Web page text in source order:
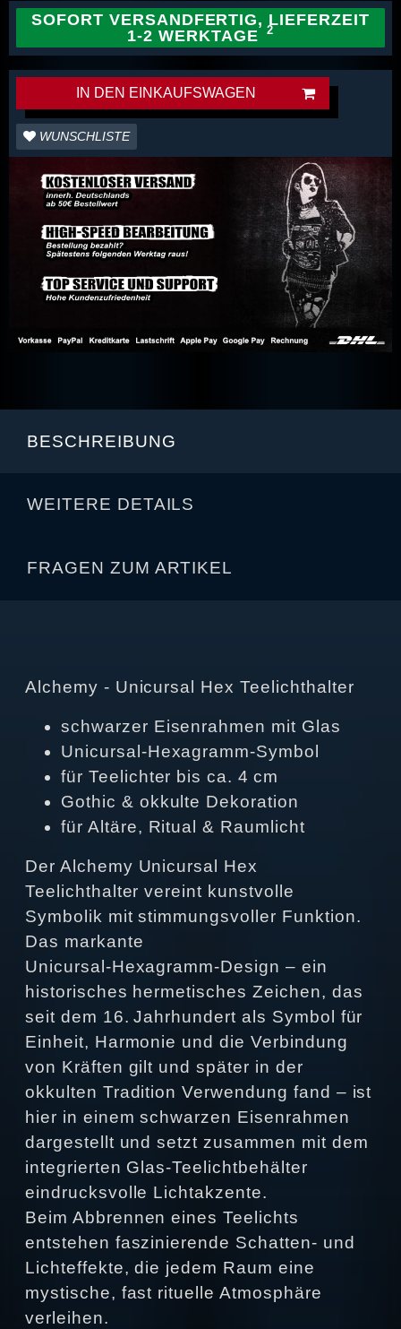
SOFORT VERSANDFERTIG, LIEFERZEIT
1-2 WERKTAGE
IN DEN EINKAUFSWAGEN
WUNSCHLISTE
BESCHREIBUNG
WEITERE DETAILS
FRAGEN ZUM ARTIKEL
Alchemy - Unicursal Hex Teelichthalter
schwarzer Eisenrahmen mit Glas
Unicursal‑Hexagramm‑Symbol
für Teelichter bis ca. 4 cm
Gothic & okkulte Dekoration
für Altäre, Ritual & Raumlicht
Der Alchemy Unicursal Hex
Teelichthalter vereint kunstvolle
Symbolik mit stimmungsvoller Funktion.
Das markante
Unicursal‑Hexagramm‑Design – ein
historisches hermetisches Zeichen, das
seit dem 16. Jahrhundert als Symbol für
Einheit, Harmonie und die Verbindung
von Kräften gilt und später in der
okkulten Tradition Verwendung fand – ist
hier in einem schwarzen Eisenrahmen
dargestellt und setzt zusammen mit dem
integrierten Glas‑Teelichtbehälter
eindrucksvolle Lichtakzente.
Beim Abbrennen eines Teelichts
entstehen faszinierende Schatten‑ und
Lichteffekte, die jedem Raum eine
mystische, fast rituelle Atmosphäre
verleihen.